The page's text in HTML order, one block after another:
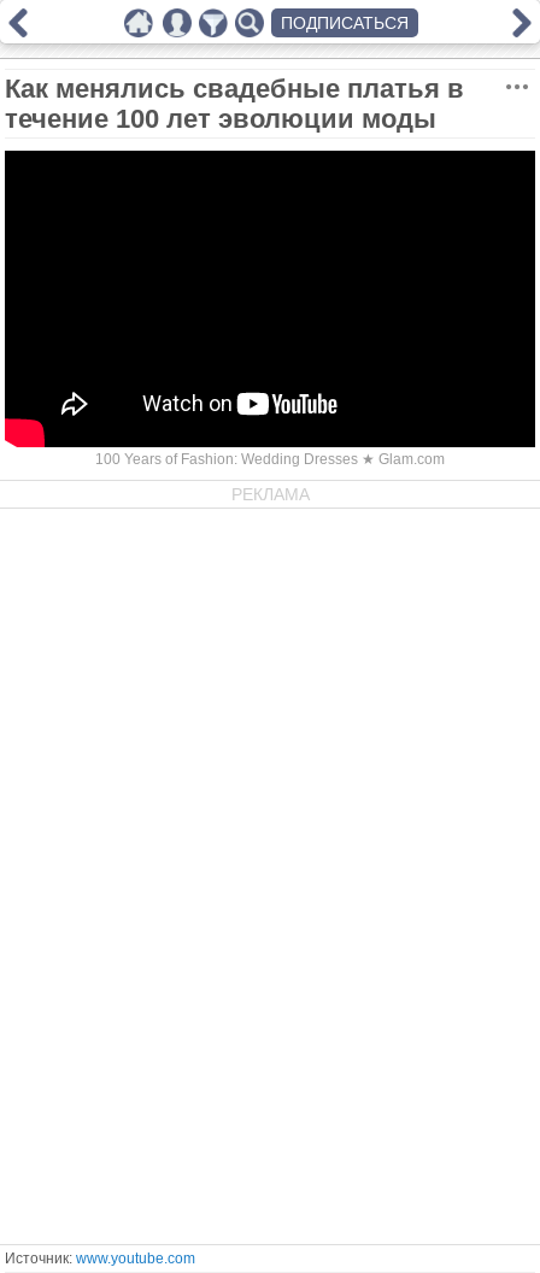
Как менялись свадебные платья в
течение 100 лет эволюции моды
100 Years of Fashion: Wedding Dresses ★ Glam.com
РЕКЛАМА
Источник: www.youtube.com
ПОДПИСАТЬСЯ